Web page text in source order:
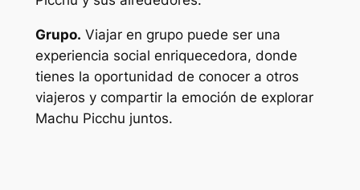
Grupo. Viajar en grupo puede ser una
experiencia social enriquecedora, donde
tienes la oportunidad de conocer a otros
viajeros y compartir la emoción de explorar
Machu Picchu juntos.